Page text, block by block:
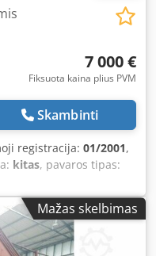
7 000 €
Fiksuota kaina plius PVM
Skambinti
registracija: 01/2001,
kitas, pavaros tipas:
Mažas skelbimas